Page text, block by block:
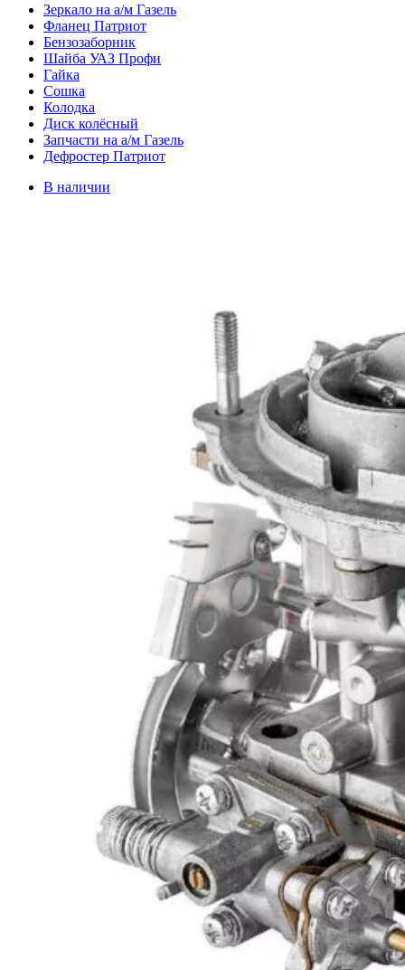
Зеркало на а/м Газель
Фланец Патриот
Бензозаборник
Шайба УАЗ Профи
Гайка
Сошка
Колодка
Диск колёсный
Запчасти на а/м Газель
Дефростер Патриот
В наличии